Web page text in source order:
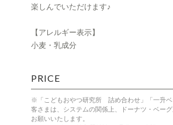
楽しんでいただけます♪
【アレルギー表示】
小麦・乳成分
PRICE
※「こどもおやつ研究所 詰め合わせ」「一升ベ
客さまは、システムの関係上、ドーナツ・ベー
お願いいたします。